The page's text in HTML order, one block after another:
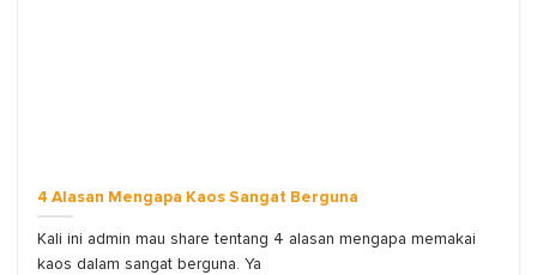
4 Alasan Mengapa Kaos Sangat Berguna
Kali ini admin mau share tentang 4 alasan mengapa memakai
kaos dalam sangat berguna. Ya